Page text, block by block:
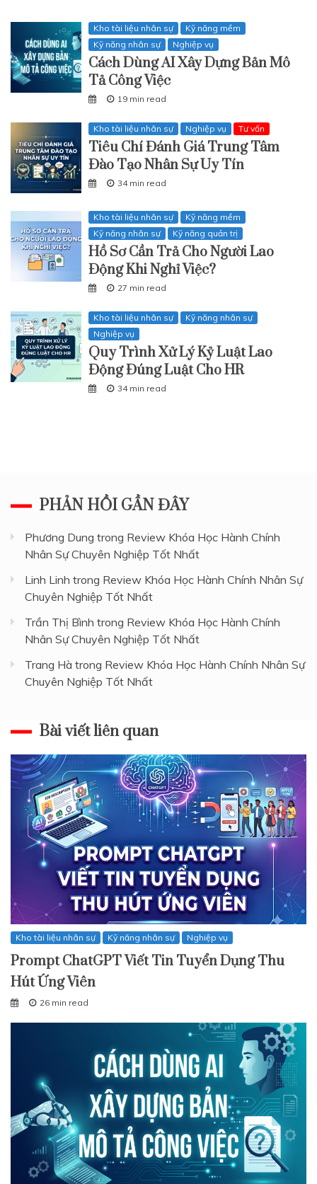
Kho tài liệu nhân sự
Kỹ năng mềm
Kỹ năng nhân sự
Nghiệp vụ
Cách Dùng AI Xây Dựng Bản Mô
Tả Công Việc
19 min read
Kho tài liệu nhân sự Nghiệp vụ Tư vấn
Tiêu Chí Đánh Giá Trung Tâm
Đào Tạo Nhân Sự Uy Tín
34 min read
Kho tài liệu nhân sự
Kỹ năng mềm
Kỹ năng nhân sự
Kỹ năng quản trị
Hồ Sơ Cần Trả Cho Người Lao
Động Khi Nghỉ Việc?
27 min read
Kho tài liệu nhân sự
Kỹ năng nhân sự
Nghiệp vụ
Quy Trình Xử Lý Kỷ Luật Lao
Động Đúng Luật Cho HR
34 min read
PHẢN HỒI GẦN ĐÂY
Phương Dung trong Review Khóa Học Hành Chính
Nhân Sự Chuyên Nghiệp Tốt Nhất
Linh Linh trong Review Khóa Học Hành Chính Nhân Sự
Chuyên Nghiệp Tốt Nhất
Trần Thị Bình trong Review Khóa Học Hành Chính
Nhân Sự Chuyên Nghiệp Tốt Nhất
Trang Hà trong Review Khóa Học Hành Chính Nhân Sự
Chuyên Nghiệp Tốt Nhất
Bài viết liên quan
Kho tài liệu nhân sự Kỹ năng nhân sự Nghiệp vụ
Prompt ChatGPT Viết Tin Tuyển Dụng Thu
Hút Ứng Viên
26 min read